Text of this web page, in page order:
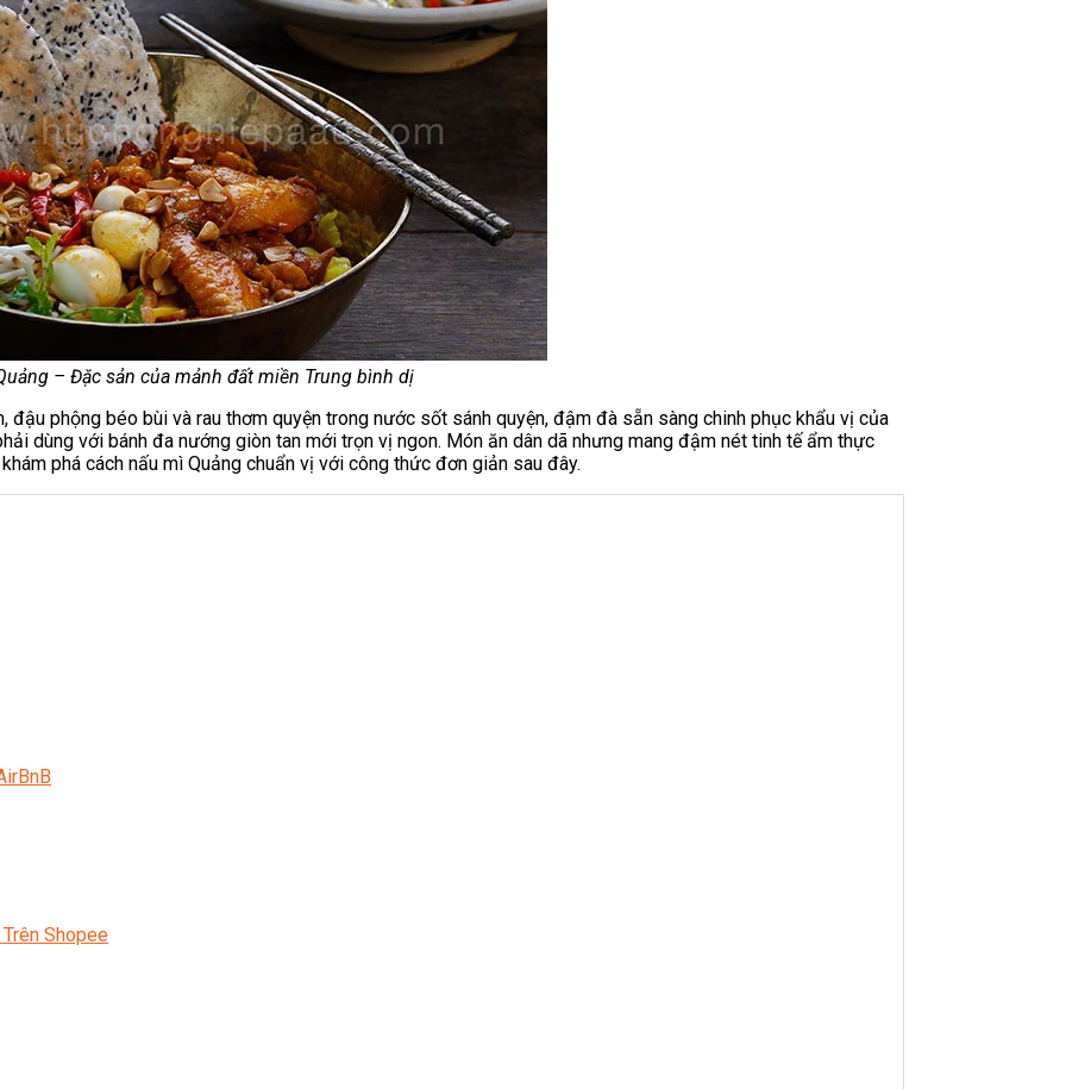
Shopee
– Đặc sản của mảnh đất miền Trung bình dị
phộng béo bùi và rau thơm quyện trong nước sốt sánh quyện, đậm đà sẵn sàng chinh phục khẩu vị của
dùng với bánh đa nướng giòn tan mới trọn vị ngon. Món ăn dân dã nhưng mang đậm nét tinh tế ẩm thực
phá cách nấu mì Quảng chuẩn vị với công thức đơn giản sau đây.